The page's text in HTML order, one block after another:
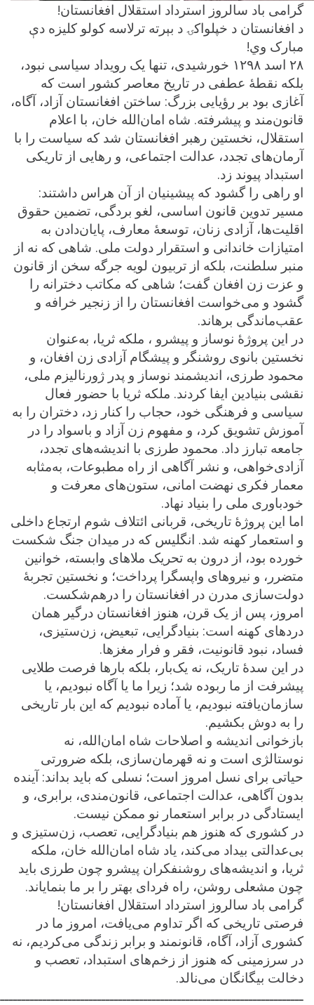
گرامی باد سالروز استرداد استقلال افغانستان!
د افغانستان د خپلواکۍ د بېرته ترلاسه کولو کلیزه دې
مبارک وي!
۲۸ اسد ۱۲۹۸ خورشیدی، تنها یک رویداد سیاسی نبود،
بلکه نقطهٔ عطفی در تاریخ معاصر کشور است که
آغازی بود بر رؤیایی بزرگ: ساختن افغانستان آزاد، آگاه،
قانون‌مند و پیشرفته. شاه امان‌الله خان، با اعلام
استقلال، نخستین رهبر افغانستان شد که سیاست را با
آرمان‌های تجدد، عدالت اجتماعی، و رهایی از تاریکی
استبداد پیوند زد.
او راهی را گشود که پیشینیان از آن هراس داشتند:
مسیر تدوین قانون اساسی، لغو بردگی، تضمین حقوق
اقلیت‌ها، آزادی زنان، توسعهٔ معارف، پایان‌دادن به
امتیازات خاندانی و استقرار دولت ملی. شاهی که نه از
منبر سلطنت، بلکه از تربیون لویه جرگه سخن از قانون
و عزت زن افغان گفت؛ شاهی که مکاتب دخترانه را
گشود و می‌خواست افغانستان را از زنجیر خرافه و
عقب‌ماندگی برهاند.
در این پروژهٔ نوساز و پیشرو ، ملکه ثریا، به‌عنوان
نخستین بانوی روشنگر و پیشگام آزادی زن افغان، و
محمود طرزی، اندیشمند نوساز و پدر ژورنالیزم ملی،
نقشی بنیادین ایفا کردند. ملکه ثریا با حضور فعال
سیاسی و فرهنگی خود، حجاب را کنار زد، دختران را به
آموزش تشویق کرد، و مفهوم زن آزاد و باسواد را در
جامعه تبارز داد. محمود طرزی با اندیشه‌های تجدد،
آزادی‌خواهی، و نشر آگاهی از راه مطبوعات، به‌مثابه
معمار فکری نهضت امانی، ستون‌های معرفت و
خودباوری ملی را بنیاد نهاد.
اما این پروژهٔ تاریخی، قربانی ائتلاف شوم ارتجاع داخلی
و استعمار کهنه شد. انگلیس که در میدان جنگ شکست
خورده بود، از درون به تحریک ملاهای وابسته، خوانین
متضرر، و نیروهای واپسگرا پرداخت؛ و نخستین تجربهٔ
دولت‌سازی مدرن در افغانستان را درهم‌شکست.
امروز، پس از یک قرن، هنوز افغانستان درگیر همان
دردهای کهنه است: بنیادگرایی، تبعیض، زن‌ستیزی،
فساد، نبود قانونیت، فقر و فرار مغزها.
در این سدهٔ تاریک، نه یک‌بار، بلکه بارها فرصت طلایی
پیشرفت از ما ربوده شد؛ زیرا ما یا آگاه نبودیم، یا
سازمان‌یافته نبودیم، یا آماده نبودیم که این بار تاریخی
را به دوش بکشیم.
بازخوانی اندیشه و اصلاحات شاه امان‌الله، نه
نوستالژی است و نه قهرمان‌سازی، بلکه ضرورتی
حیاتی برای نسل امروز است؛ نسلی که باید بداند: آینده
بدون آگاهی، عدالت اجتماعی، قانون‌مندی، برابری، و
ایستادگی در برابر استعمار نو ممکن نیست.
در کشوری که هنوز هم بنیادگرایی، تعصب، زن‌ستیزی و
بی‌عدالتی بیداد می‌کند، یاد شاه امان‌الله خان، ملکه
ثریا، و اندیشه‌های روشنفکران پیشرو چون طرزی باید
چون مشعلی روشن، راه فردای بهتر را بر ما بنمایاند.
گرامی باد سالروز استرداد استقلال افغانستان!
فرصتی تاریخی که اگر تداوم می‌یافت، امروز ما در
کشوری آزاد، آگاه، قانونمند و برابر زندگی می‌کردیم، نه
در سرزمینی که هنوز از زخم‌های استبداد، تعصب و
دخالت بیگانگان می‌نالد.